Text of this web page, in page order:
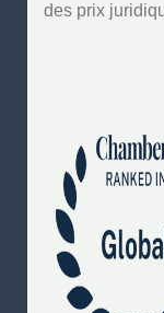
des prix